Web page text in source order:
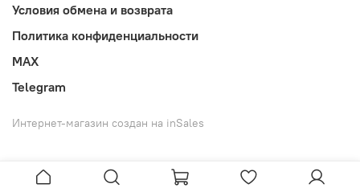
Условия обмена и возврата
Политика конфиденциальности
MAX
Telegram
Интернет-магазин создан на inSales